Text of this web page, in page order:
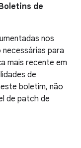
de
nos
para
mais recente em
de
boletim, não
de patch de